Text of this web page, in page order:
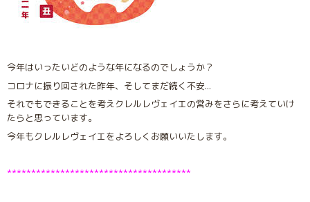
今年はいったいどのような年になるのでしょうか？
コロナに振り回された昨年、そしてまだ続く不安...
それでもできることを考えクレルレヴェイエの営みをさらに考えていけ
たらと思っています。
今年もクレルレヴェイエをよろしくお願いいたします。
**************************************